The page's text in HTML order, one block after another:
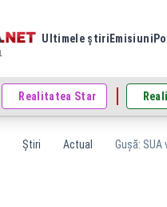
Ultimele știri Emisiuni
Realitatea Star
Știri Actual